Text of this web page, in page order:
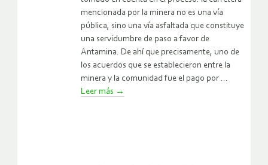
mencionada por la minera no es una vía
pública, sino una vía asfaltada que constituye
una servidumbre de paso a favor de
Antamina. De ahí que precisamente, uno de
los acuerdos que se establecieron entre la
minera y la comunidad fue el pago por ...
Leer más →